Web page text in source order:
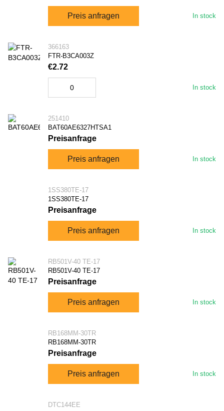
In stock
Preis anfragen
366163
FTR-B3CA003Z
In stock
€2.72
251410
BAT60AE6327HTSA1
In stock
Preisanfrage
Preis anfragen
1SS380TE-17
1SS380TE-17
In stock
Preisanfrage
Preis anfragen
RB501V-40 TE-17
RB501V-40 TE-17
In stock
Preisanfrage
Preis anfragen
RB168MM-30TR
RB168MM-30TR
In stock
Preisanfrage
Preis anfragen
DTC144EE